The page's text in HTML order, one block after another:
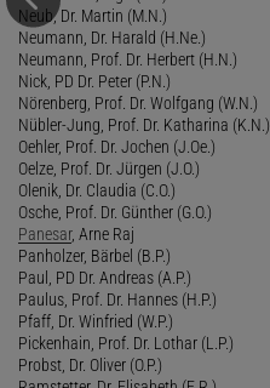
Neub, Dr. Martin (M.N.)
Neumann, Dr. Harald (H.Ne.)
Neumann, Prof. Dr. Herbert (H.N.)
Nick, PD Dr. Peter (P.N.)
Nörenberg, Prof. Dr. Wolfgang (W.N.)
Nübler-Jung, Prof. Dr. Katharina (K.N.)
Oehler, Prof. Dr. Jochen (J.Oe.)
Oelze, Prof. Dr. Jürgen (J.O.)
Olenik, Dr. Claudia (C.O.)
Osche, Prof. Dr. Günther (G.O.)
Panesar, Arne Raj
Panholzer, Bärbel (B.P.)
Paul, PD Dr. Andreas (A.P.)
Paulus, Prof. Dr. Hannes (H.P.)
Pfaff, Dr. Winfried (W.P.)
Pickenhain, Prof. Dr. Lothar (L.P.)
Probst, Dr. Oliver (O.P.)